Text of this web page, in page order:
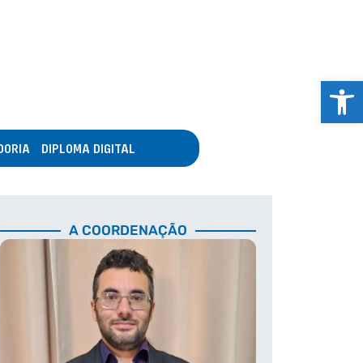
DIPLOMA DIGITAL
A COORDENAÇÃO
Abrir